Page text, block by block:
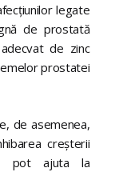
legate
de prostată
de zinc
prostatei
de asemenea,
creșterii
pot ajuta la